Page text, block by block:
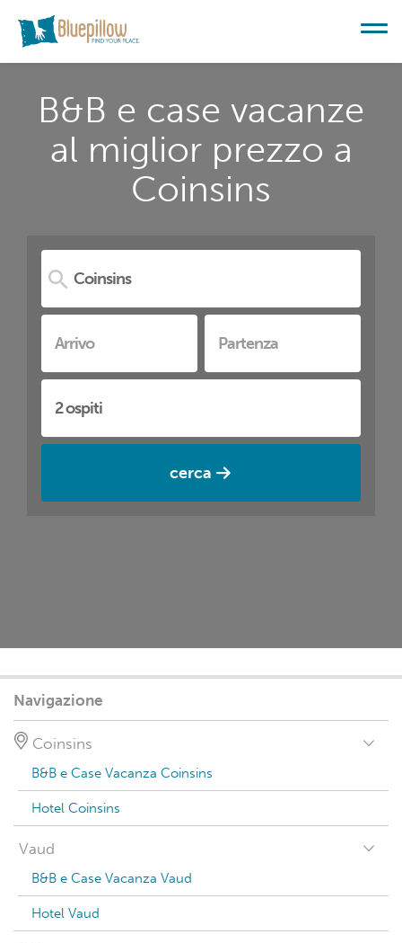
B&B e case vacanze
al miglior prezzo a
Coinsins
cerca
Navigazione
Coinsins
B&B e Case Vacanza Coinsins
Hotel Coinsins
Vaud
B&B e Case Vacanza Vaud
Hotel Vaud